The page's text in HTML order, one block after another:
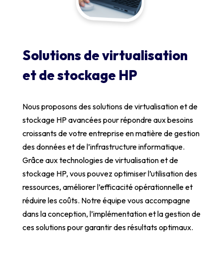
Solutions de virtualisation
et de stockage HP
Nous proposons des solutions de virtualisation et de
stockage HP avancées pour répondre aux besoins
croissants de votre entreprise en matière de gestion
des données et de l’infrastructure informatique.
Grâce aux technologies de virtualisation et de
stockage HP, vous pouvez optimiser l’utilisation des
ressources, améliorer l’efficacité opérationnelle et
réduire les coûts. Notre équipe vous accompagne
dans la conception, l’implémentation et la gestion de
ces solutions pour garantir des résultats optimaux.